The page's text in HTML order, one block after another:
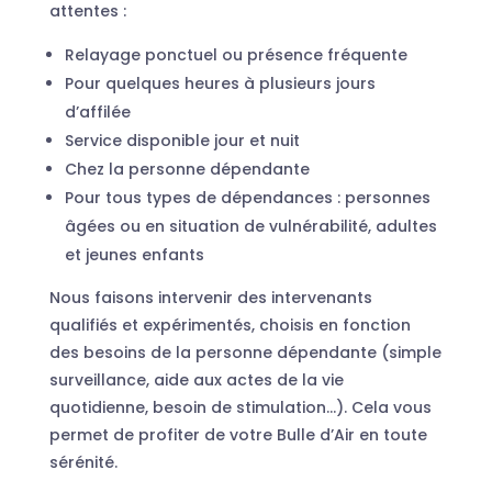
attentes :
Relayage ponctuel ou présence fréquente
Pour quelques heures à plusieurs jours
d’affilée
Service disponible jour et nuit
Chez la personne dépendante
Pour tous types de dépendances : personnes
âgées ou en situation de vulnérabilité, adultes
et jeunes enfants
Nous faisons intervenir des intervenants
qualifiés et expérimentés, choisis en fonction
des besoins de la personne dépendante (simple
surveillance, aide aux actes de la vie
quotidienne, besoin de stimulation…). Cela vous
permet de profiter de votre Bulle d’Air en toute
sérénité.